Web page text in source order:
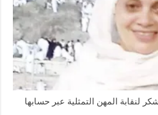
لنقابة المهن التمثلية عبر حسابها